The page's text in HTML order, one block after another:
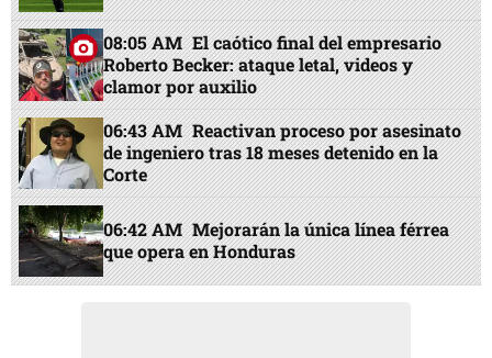
08:05 AM El caótico final del empresario
Roberto Becker: ataque letal, videos y
clamor por auxilio
06:43 AM Reactivan proceso por asesinato
de ingeniero tras 18 meses detenido en la
Corte
06:42 AM Mejorarán la única línea férrea
que opera en Honduras